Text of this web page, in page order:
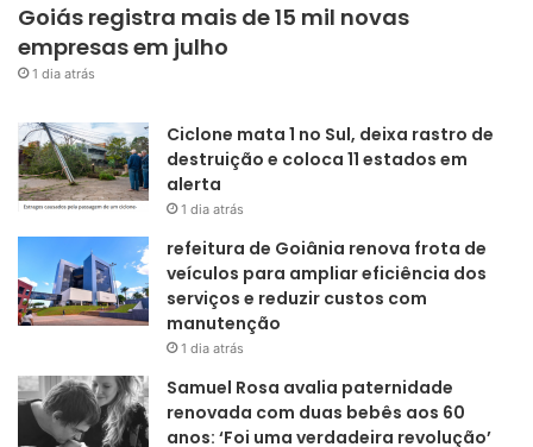
Goiás registra mais de 15 mil novas
empresas em julho
1 dia atrás
Ciclone mata 1 no Sul, deixa rastro de
destruição e coloca 11 estados em
alerta
1 dia atrás
refeitura de Goiânia renova frota de
veículos para ampliar eficiência dos
serviços e reduzir custos com
manutenção
1 dia atrás
Samuel Rosa avalia paternidade
renovada com duas bebês aos 60
anos: ‘Foi uma verdadeira revolução’